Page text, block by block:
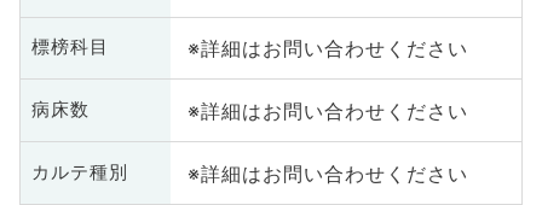
標榜科目 ※詳細はお問い合わせください
病床数 ※詳細はお問い合わせください
カルテ種別 ※詳細はお問い合わせください